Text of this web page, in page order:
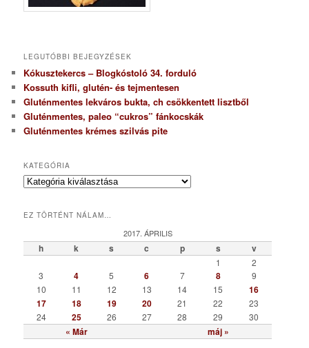
LEGUTÓBBI BEJEGYZÉSEK
Kókusztekercs – Blogkóstoló 34. forduló
Kossuth kifli, glutén- és tejmentesen
Gluténmentes lekváros bukta, ch csökkentett lisztből
Gluténmentes, paleo “cukros” fánkocskák
Gluténmentes krémes szilvás pite
KATEGÓRIA
K
e
r
EZ TÖRTÉNT NÁLAM…
2017. ÁPRILIS
h k s c p s v
« Már máj »
1
2
3
4 5 6 7 8
9
10
11 12 13 14 15
16
17
18 19 20 21 22
23
24
25 26 27 28 29 30